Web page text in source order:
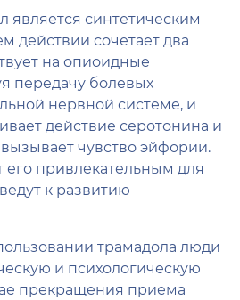
является синтетическим
действии сочетает два
на опиоидные
передачу болевых
нервной системе, и
действие серотонина и
чувство эйфории.
его привлекательным для
к развитию
трамадола люди
и психологическую
прекращения приема